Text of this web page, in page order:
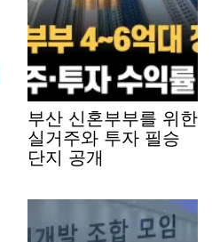
부산 신혼부부를 위한
실거주와 투자 필승
단지 공개